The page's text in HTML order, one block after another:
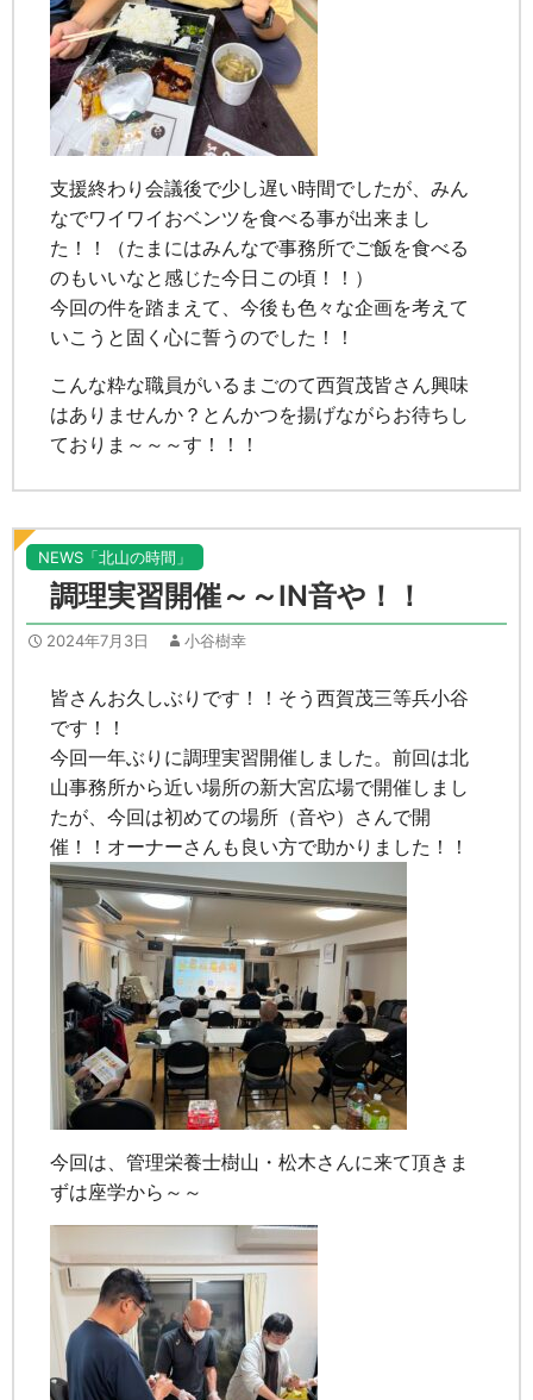
支援終わり会議後で少し遅い時間でしたが、みん
なでワイワイおベンツを食べる事が出来まし
た！！（たまにはみんなで事務所でご飯を食べる
のもいいなと感じた今日この頃！！）
今回の件を踏まえて、今後も色々な企画を考えて
いこうと固く心に誓うのでした！！
こんな粋な職員がいるまごのて西賀茂皆さん興味
はありませんか？とんかつを揚げながらお待ちし
ておりま～～～す！！！
NEWS「北山の時間」
調理実習開催～～IN音や！！
2024年7月3日 小谷樹幸
皆さんお久しぶりです！！そう西賀茂三等兵小谷
です！！
今回一年ぶりに調理実習開催しました。前回は北
山事務所から近い場所の新大宮広場で開催しまし
たが、今回は初めての場所（音や）さんで開
催！！オーナーさんも良い方で助かりました！！
今回は、管理栄養士樹山・松木さんに来て頂きま
ずは座学から～～